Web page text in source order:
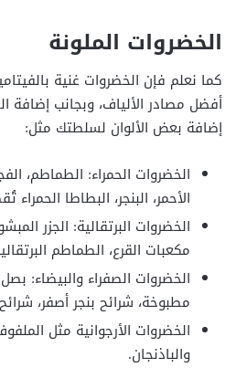
الخضروات الملونة
كما نعلم فإن الخضروات غنية
أفضل مصادر الألياف، وبجانب إضافة
إضافة بعض الألوان لسلطتك مثل:
الخضروات الحمراء: الطماطم،
الأحمر، البنجر، البطاطا
الخضروات البرتقالية: الجزر
مكعبات القرع، الطماطم
الخضروات الصفراء والبيضاء:
مطبوخة، شرائح بنجر أصفر،
الخضروات الأرجوانية مثل
والباذنجان.